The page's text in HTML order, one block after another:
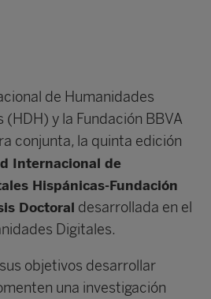
de Humanidades
(HDH) y la Fundación BBVA
conjunta, la quinta edición
Internacional de
Hispánicas-Fundación
Doctoral desarrollada en el
Digitales.
objetivos desarrollar
una investigación